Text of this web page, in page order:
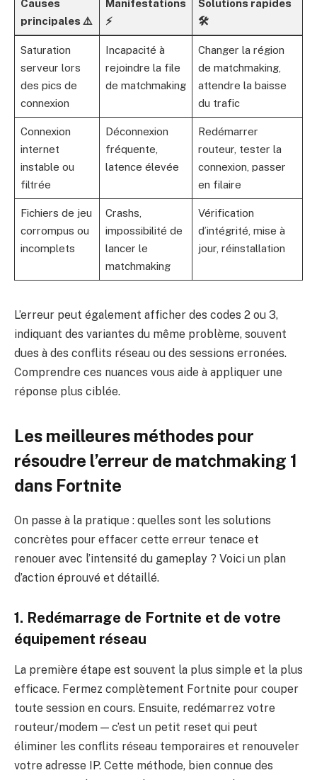
Causes
principales ⚠️
Manifestations
⚡
Solutions rapides
🛠️
Saturation
serveur lors
des pics de
connexion
Incapacité à
rejoindre la file
de matchmaking
Changer la région
de matchmaking,
attendre la baisse
du trafic
Connexion
internet
instable ou
filtrée
Déconnexion
fréquente,
latence élevée
Redémarrer
routeur, tester la
connexion, passer
en filaire
Fichiers de jeu
corrompus ou
incomplets
Crashs,
impossibilité de
lancer le
matchmaking
Vérification
d’intégrité, mise à
jour, réinstallation
L’erreur peut également afficher des codes 2 ou 3,
indiquant des variantes du même problème, souvent
dues à des conflits réseau ou des sessions erronées.
Comprendre ces nuances vous aide à appliquer une
réponse plus ciblée.
Les meilleures méthodes pour
résoudre l’erreur de matchmaking 1
dans Fortnite
On passe à la pratique : quelles sont les solutions
concrètes pour effacer cette erreur tenace et
renouer avec l’intensité du gameplay ? Voici un plan
d’action éprouvé et détaillé.
1. Redémarrage de Fortnite et de votre
équipement réseau
La première étape est souvent la plus simple et la plus
efficace. Fermez complètement Fortnite pour couper
toute session en cours. Ensuite, redémarrez votre
routeur/modem — c’est un petit reset qui peut
éliminer les conflits réseau temporaires et renouveler
votre adresse IP. Cette méthode, bien connue des